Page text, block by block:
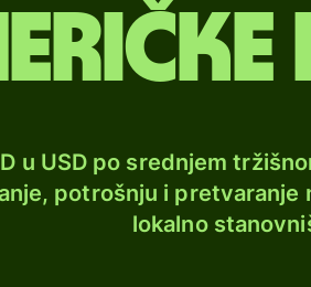
u USD po srednjem
potrošnju i pretvaranje
lokalno